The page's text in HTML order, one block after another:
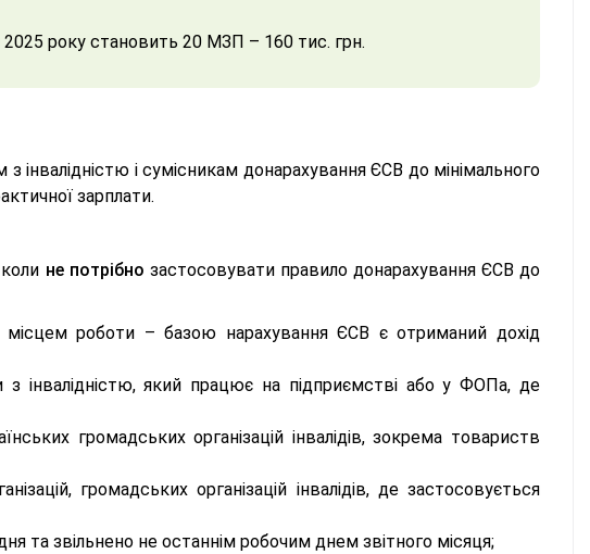
року становить 20 МЗП – 160 тис. грн.
і сумісникам донарахування ЄСВ до мінімального
зарплати.
не потрібно застосовувати правило донарахування ЄСВ до
роботи – базою нарахування ЄСВ є отриманий дохід
з інвалідністю, який працює на підприємстві або у ФОПа, де
громадських організацій інвалідів, зокрема товариств
громадських організацій інвалідів, де застосовується
та звільнено не останнім робочим днем звітного місяця;